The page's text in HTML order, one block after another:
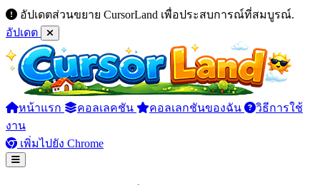
อัปเดตส่วนขยาย CursorLand เพื่อประสบการณ์ที่สมบูรณ์.
อัปเดต
หน้าแรก คอลเลคชัน คอลเลกชันของฉัน
วิธีการใช้
งาน
เพิ่มไปยัง Chrome